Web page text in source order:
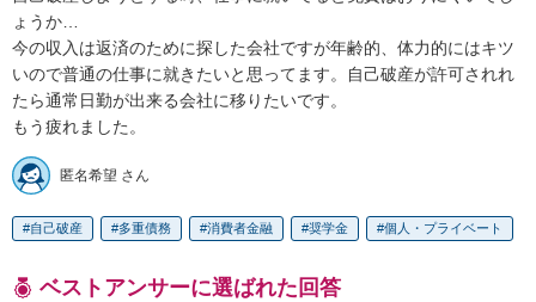
ょうか…
今の収入は返済のために探した会社ですが年齢的、体力的にはキツ
いので普通の仕事に就きたいと思ってます。自己破産が許可されれ
たら通常日勤が出来る会社に移りたいです。
もう疲れました。
匿名希望 さん
自己破産 多重債務 消費者金融 奨学金 個人・プライベート
ベストアンサーに選ばれた回答